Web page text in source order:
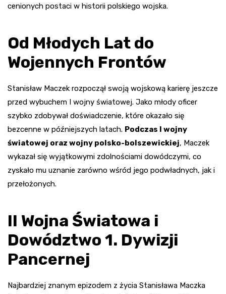
cenionych postaci w historii polskiego wojska.
Od Młodych Lat do
Wojennych Frontów
Stanisław Maczek rozpoczął swoją wojskową karierę jeszcze
przed wybuchem I wojny światowej. Jako młody oficer
szybko zdobywał doświadczenie, które okazało się
bezcenne w późniejszych latach. Podczas I wojny
światowej oraz wojny polsko-bolszewickiej, Maczek
wykazał się wyjątkowymi zdolnościami dowódczymi, co
zyskało mu uznanie zarówno wśród jego podwładnych, jak i
przełożonych.
II Wojna Światowa i
Dowództwo 1. Dywizji
Pancernej
Najbardziej znanym epizodem z życia Stanisława Maczka